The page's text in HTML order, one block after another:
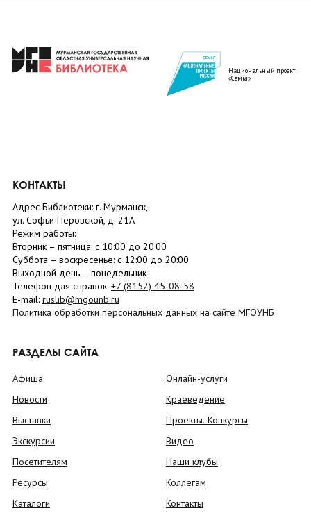
Национальный проект
«Семья»
КОНТАКТЫ
Адрес Библиотеки: г. Мурманск,
ул. Софьи Перовской, д. 21А
Режим работы:
Вторник – пятница: с 10:00 до 20:00
Суббота – воскресенье: c 12:00 до 20:00
Выходной день – понедельник
Телефон для справок: +7 (8152) 45-08-58
E-mail: ruslib@mgounb.ru
Политика обработки персональных данных на сайте МГОУНБ
РАЗДЕЛЫ САЙТА
Афиша
Новости
Выставки
Экскурсии
Посетителям
Ресурсы
Каталоги
Онлайн-услуги
Краеведение
Проекты. Конкурсы
Видео
Наши клубы
Коллегам
Контакты